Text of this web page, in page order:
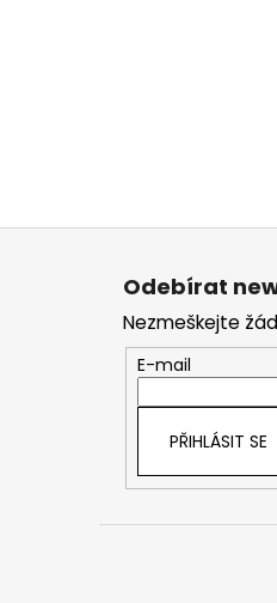
Z
Odebírat
Nezmeškejte
E-mail
PŘIHLÁSIT SE